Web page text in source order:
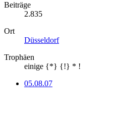
Beiträge
2.835
Ort
Düsseldorf
Trophäen
einige {*} {!} * !
05.08.07